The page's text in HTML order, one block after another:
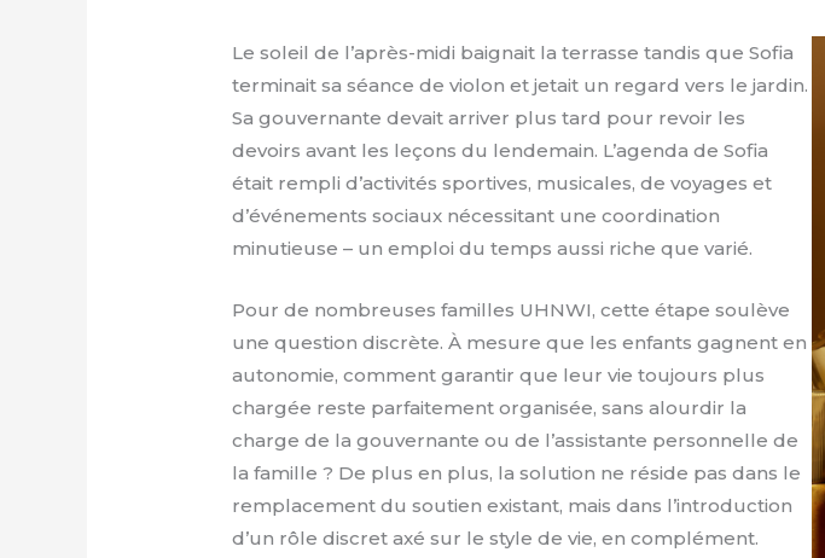
Le soleil de l’après-midi baignait la terrasse tandis que Sofia
terminait sa séance de violon et jetait un regard vers le jardin.
Sa gouvernante devait arriver plus tard pour revoir les
devoirs avant les leçons du lendemain. L’agenda de Sofia
était rempli d’activités sportives, musicales, de voyages et
d’événements sociaux nécessitant une coordination
minutieuse – un emploi du temps aussi riche que varié.
Pour de nombreuses familles UHNWI, cette étape soulève
une question discrète. À mesure que les enfants gagnent en
autonomie, comment garantir que leur vie toujours plus
chargée reste parfaitement organisée, sans alourdir la
charge de la gouvernante ou de l’assistante personnelle de
la famille ? De plus en plus, la solution ne réside pas dans le
remplacement du soutien existant, mais dans l’introduction
d’un rôle discret axé sur le style de vie, en complément.